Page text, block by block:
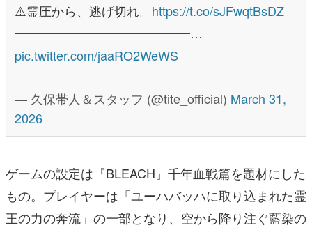
⚠️霊圧から、逃げ切れ。 https://t.co/sJFwqtBsDZ
━━━━━━━━━━━━━━…
pic.twitter.com/jaaRO2WeWS
— 久保帯人＆スタッフ (@tite_official) March 31,
2026
ゲームの設定は『BLEACH』千年血戦篇を題材にした
もの。プレイヤーは「ユーハバッハに取り込まれた霊
王の力の奔流」の一部となり、空から降り注ぐ藍染の